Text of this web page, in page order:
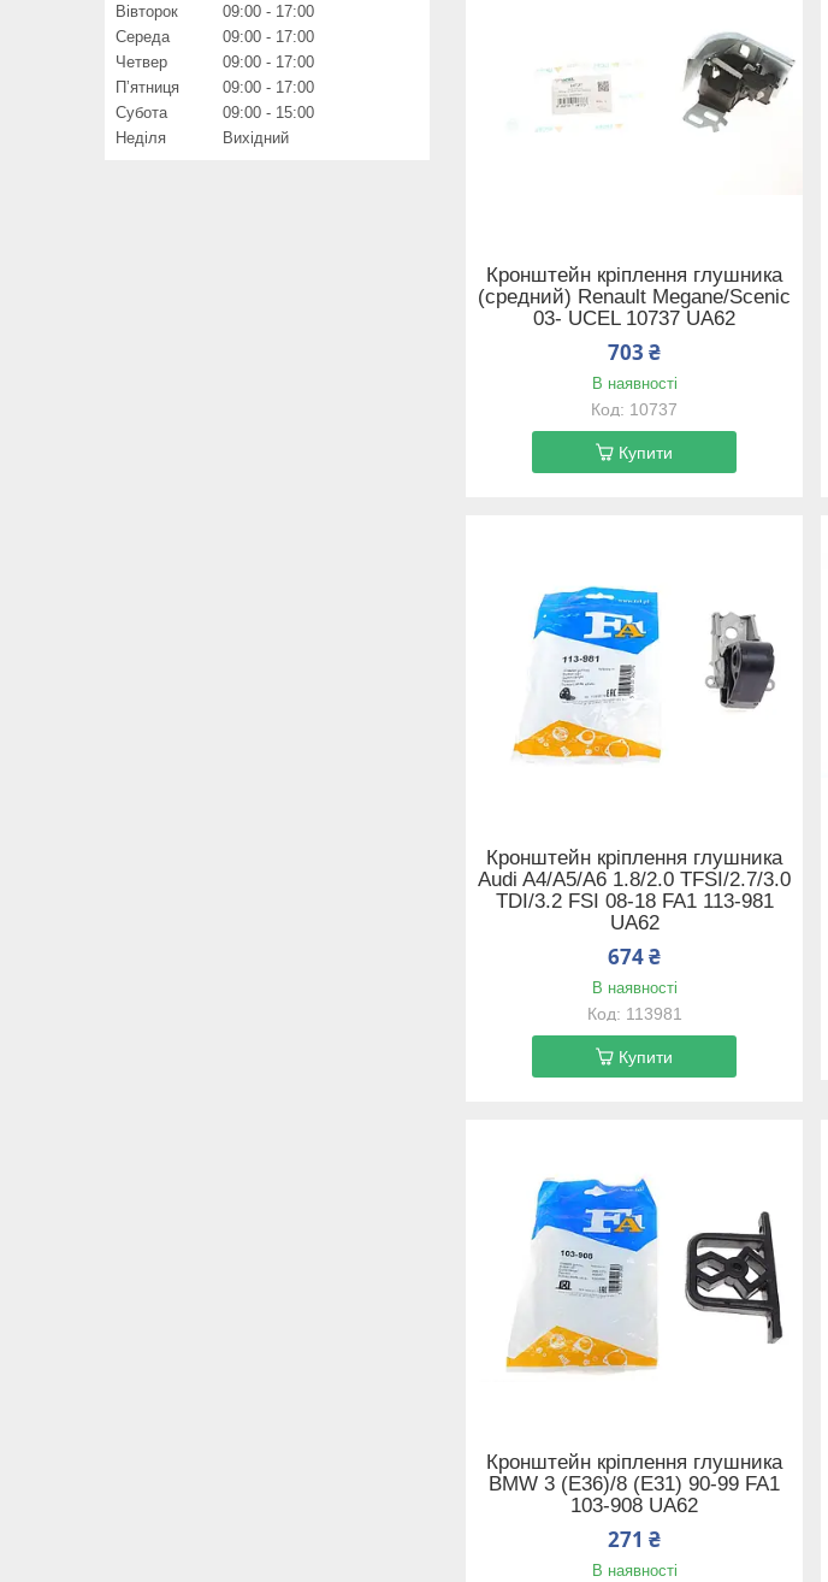
Кронштейн кріплення глушника
(средний) Renault Megane/Scenic
03- UCEL 10737 UA62
703 ₴
В наявності
10737
Купити
Кронштейн кріплення глушника
Audi A4/A5/A6 1.8/2.0 TFSI/2.7/3.0
TDI/3.2 FSI 08-18 FA1 113-981
UA62
674 ₴
В наявності
113981
Купити
Кронштейн кріплення глушника
BMW 3 (E36)/8 (E31) 90-99 FA1
103-908 UA62
271 ₴
В наявності
Вівторок
09:00
17:00
Середа
09:00
17:00
Четвер
09:00
17:00
Пʼятниця
09:00
17:00
Субота
09:00
15:00
Неділя
Вихідний